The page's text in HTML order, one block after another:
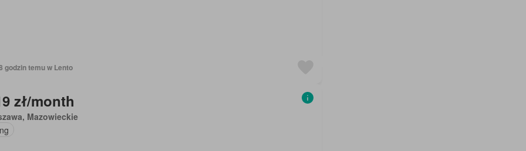
godzin temu w Lento
zł/month
Mazowieckie